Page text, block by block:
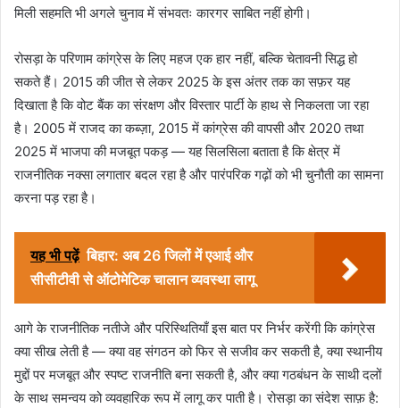
मिली सहमति भी अगले चुनाव में संभवतः कारगर साबित नहीं होगी।
रोसड़ा के परिणाम कांग्रेस के लिए महज एक हार नहीं, बल्कि चेतावनी सिद्ध हो
सकते हैं। 2015 की जीत से लेकर 2025 के इस अंतर तक का सफ़र यह
दिखाता है कि वोट बैंक का संरक्षण और विस्तार पार्टी के हाथ से निकलता जा रहा
है। 2005 में राजद का कब्ज़ा, 2015 में कांग्रेस की वापसी और 2020 तथा
2025 में भाजपा की मजबूत पकड़ — यह सिलसिला बताता है कि क्षेत्र में
राजनीतिक नक्सा लगातार बदल रहा है और पारंपरिक गढ़ों को भी चुनौती का सामना
करना पड़ रहा है।
यह भी पढ़ें बिहार: अब 26 जिलों में एआई और
सीसीटीवी से ऑटोमेटिक चालान व्यवस्था लागू
आगे के राजनीतिक नतीजे और परिस्थितियाँ इस बात पर निर्भर करेंगी कि कांग्रेस
क्या सीख लेती है — क्या वह संगठन को फिर से सजीव कर सकती है, क्या स्थानीय
मुद्दों पर मजबूत और स्पष्ट राजनीति बना सकती है, और क्या गठबंधन के साथी दलों
के साथ समन्वय को व्यवहारिक रूप में लागू कर पाती है। रोसड़ा का संदेश साफ़ है: